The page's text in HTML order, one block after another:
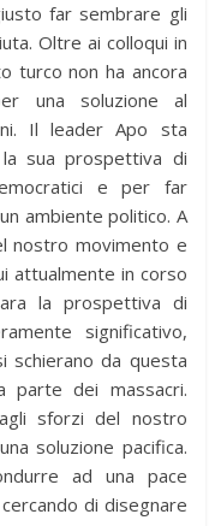
far sembrare gli
Oltre ai colloqui in
turco non ha ancora
una soluzione al
Il leader Apo sta
sua prospettiva di
e per far
ambiente politico. A
nostro movimento e
attualmente in corso
la prospettiva di
significativo,
schierano da questa
parte dei massacri.
sforzi del nostro
soluzione pacifica.
ad una pace
di disegnare